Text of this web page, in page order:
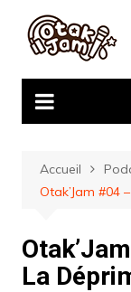
contenu
Accueil
Otak’Jam #04
La